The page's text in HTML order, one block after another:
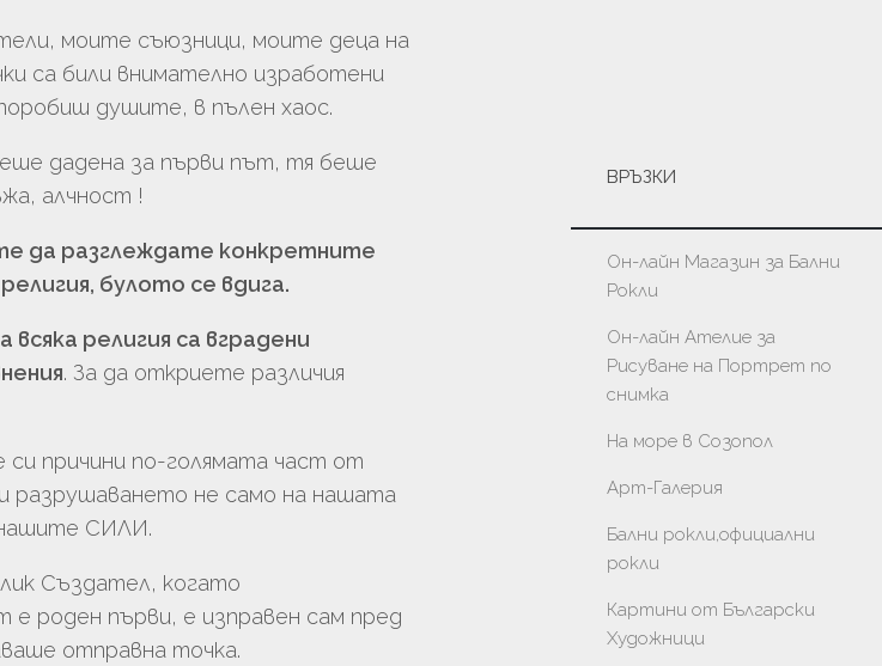
моите съюзници, моите деца на
са били внимателно изработени
душите, в пълен хаос.
дадена за първи път, тя беше
алчност !
да разглеждате конкретните
булото се вдига.
всяка религия са вградени
. За да откриете различия
си причини по-голямата част от
разрушаването не само на нашата
СИЛИ.
Създател, когато
е роден първи, е изправен сам пред
отправна точка.
ВРЪЗКИ
Он-лайн Магазин за Бални
Рокли
Он-лайн Ателие за
Рисуване на Портрет по
снимка
На море в Созопол
Арт-Галерия
Бални рокли,официални
рокли
Картини от Български
Художници